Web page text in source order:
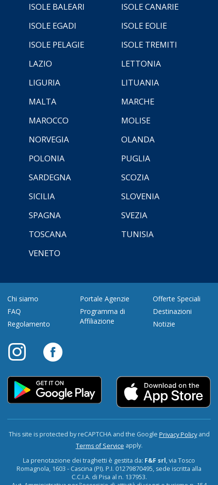
ISOLE BALEARI
ISOLE CANARIE
ISOLE EGADI
ISOLE EOLIE
ISOLE PELAGIE
ISOLE TREMITI
LAZIO
LETTONIA
LIGURIA
LITUANIA
MALTA
MARCHE
MAROCCO
MOLISE
NORVEGIA
OLANDA
POLONIA
PUGLIA
SARDEGNA
SCOZIA
SICILIA
SLOVENIA
SPAGNA
SVEZIA
TOSCANA
TUNISIA
VENETO
Chi siamo
FAQ
Regolamento
Portale Agenzie
Programma di
Affiliazione
Offerte Speciali
Destinazioni
Notizie
This site is protected by reCAPTCHA and the Google Privacy Policyand
Terms of Service apply.
La prenotazione dei traghetti è gestita da: F&F srl, via Tosco
Romagnola, 1603 - Cascina (PI). P.I. 01279870495, sede iscritta alla
C.C.I.A. di Pisa al n. 137953.